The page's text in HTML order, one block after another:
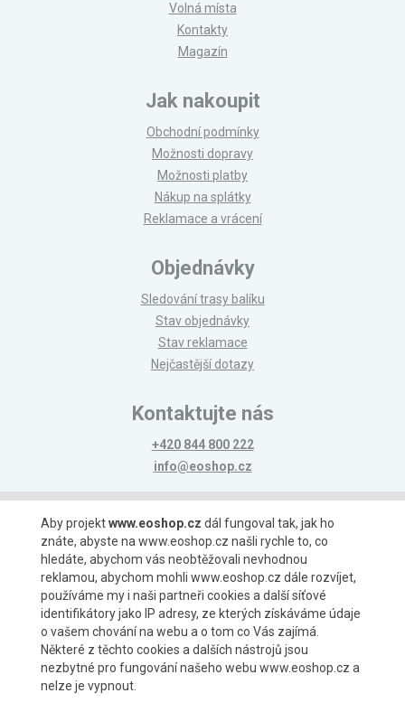
Volná místa
Kontakty
Magazín
Jak nakoupit
Obchodní podmínky
Možnosti dopravy
Možnosti platby
Nákup na splátky
Reklamace a vrácení
Objednávky
Sledování trasy balíku
Stav objednávky
Stav reklamace
Nejčastější dotazy
Kontaktujte nás
+420 844 800 222
info@eoshop.cz
Možnosti platby
Možnosti dopravy
Aby projektwww.eoshop.cz dál fungoval tak, jak ho
znáte, abyste na www.eoshop.cz našli rychle to, co
hledáte, abychom vás neobtěžovali nevhodnou
reklamou, abychom mohli www.eoshop.cz dále rozvíjet,
používáme my i naši partneři cookies a další síťové
identifikátory jako IP adresy, ze kterých získáváme údaje
o vašem chování na webu a o tom co Vás zajímá.
Některé z těchto cookies a dalších nástrojů jsou
nezbytné pro fungování našeho webu www.eoshop.cz a
nelze je vypnout.